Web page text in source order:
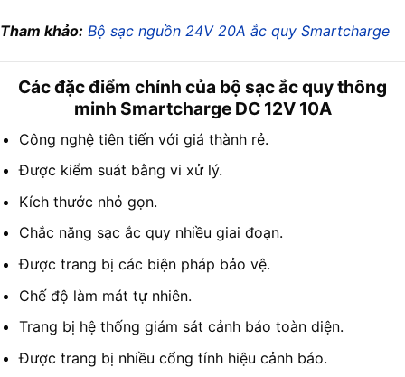
Tham khảo: Bộ sạc nguồn 24V 20A ắc quy Smartcharge
Các đặc điểm chính của bộ sạc ắc quy thông
minh Smartcharge DC 12V 10A
Công nghệ tiên tiến với giá thành rẻ.
Được kiểm suát bằng vi xử lý.
Kích thước nhỏ gọn.
Chắc năng sạc ắc quy nhiều giai đoạn.
Được trang bị các biện pháp bảo vệ.
Chế độ làm mát tự nhiên.
Trang bị hệ thống giám sát cảnh báo toàn diện.
Được trang bị nhiều cổng tính hiệu cảnh báo.